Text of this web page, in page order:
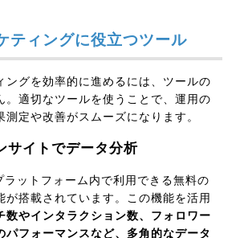
ティングに役立つツール
ングを効率的に進めるには、ツールの
。適切なツールを使うことで、運用の
測定や改善がスムーズになります。
サイトでデータ分析
ットフォーム内で利用できる無料の
が搭載されています。この機能を活用
数やインタラクション数、フォロワー
パフォーマンスなど、多角的なデータ